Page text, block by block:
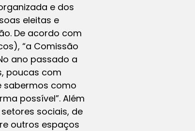
e dos
eleitas e
De acordo com
“a Comissão
ano passado a
poucas com
sabermos como
possível”. Além
sociais, de
outros espaços